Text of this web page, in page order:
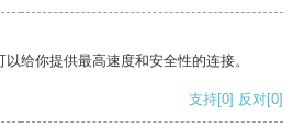
给你提供最高速度和安全性的连接。
支持[0] 反对[0]